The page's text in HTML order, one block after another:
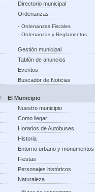
Directorio municipal
Ordenanzas
Ordenanzas Fiscales
Ordenanzas y Reglamentos
Gestión municipal
Tablón de anuncios
Eventos
Buscador de Noticias
El Municipio
Nuestro municipio
Como llegar
Horarios de Autobuses
Historia
Entorno urbano y monumentos
Fiestas
Personajes históricos
Naturaleza